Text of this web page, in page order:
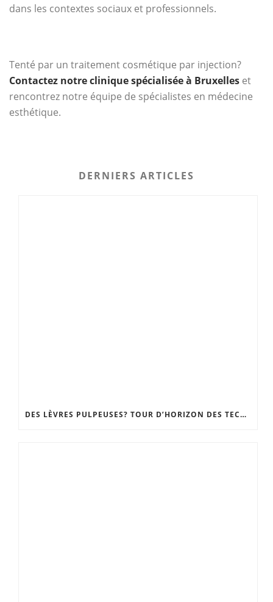
dans les contextes sociaux et professionnels.
Tenté par un traitement cosmétique par injection?
Contactez notre clinique spécialisée à Bruxelles et
rencontrez notre équipe de spécialistes en médecine
esthétique.
DERNIERS ARTICLES
DES LÈVRES PULPEUSES? TOUR D’HORIZON DES TECHNIQUES, DU GLOSS REPULPANT À LA CHIRURGIE